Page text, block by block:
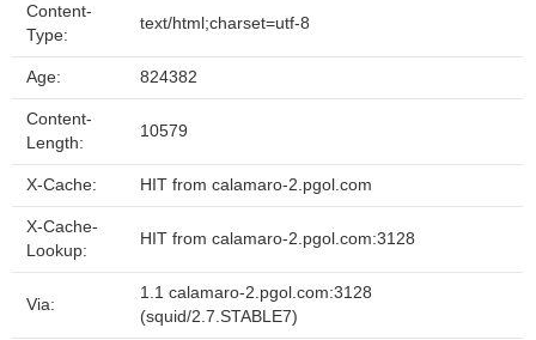
Content-
Type:
text/html;charset=utf-8
Age: 824382
Content-
Length:
10579
X-Cache: HIT from calamaro-2.pgol.com
X-Cache-
Lookup:
HIT from calamaro-2.pgol.com:3128
Via:
1.1 calamaro-2.pgol.com:3128
(squid/2.7.STABLE7)